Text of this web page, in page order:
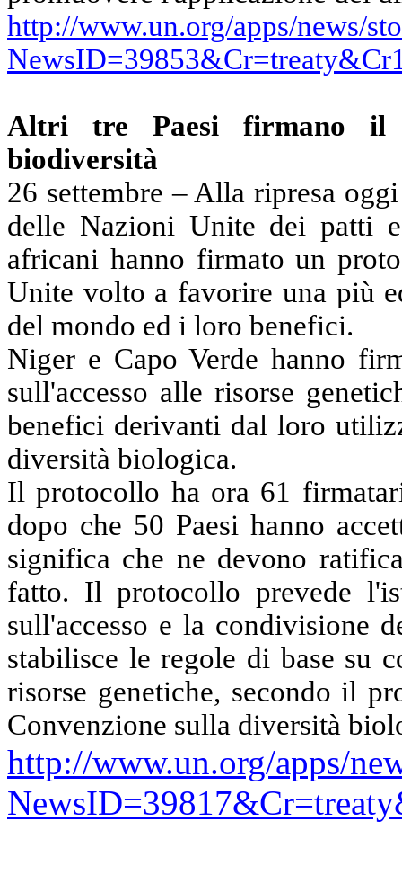
http://www.un.org/apps/news/
Altri tre Paesi firmano il
biodiversità
26 settembre –Alla ripresa
delle Nazioni Unite dei patti
africani hanno firmato un
Unite volto a favorire una più
del mondo ed i loro benefici.
Niger e Capo Verde hanno
sull'accesso alle risorse
benefici derivanti dal loro
diversità biologica.
Il protocollo ha ora 61
dopo che 50 Paesi hanno
significa che ne devono
fatto. Il protocollo prevede
sull'accesso e la condivisione
stabilisce le regole di base su
risorse genetiche, secondo il
Convenzione sulla diversità
http://www.un.org/apps/